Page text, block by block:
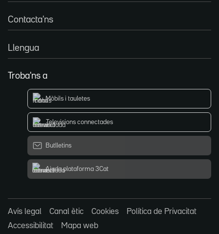
Contacta'ns
Llengua
Troba'ns a
Mòbils i tauletes
Televisions connectades
Butlletins
Ajuda plataforma 3Cat
Avís legal Canal ètic Cookies
Política de Privacitat
Accessibilitat
Mapa web